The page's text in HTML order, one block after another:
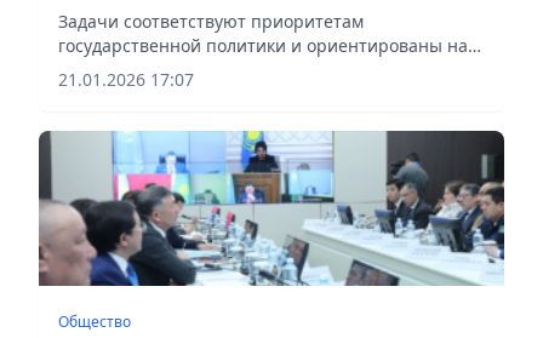
Задачи соответствуют приоритетам
государственной политики и ориентированы на
достижение конкретных, ощутимых для жителей
результатов, сообщает Vecher.kz.
21.01.2026 17:07
Общество